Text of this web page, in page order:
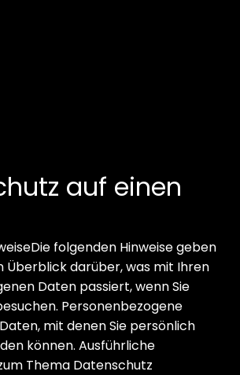
auf einen
folgenden Hinweise geben
Überblick darüber, was mit Ihren
Daten passiert, wenn Sie
Personenbezogene
mit denen Sie persönlich
können. Ausführliche
Thema Datenschutz